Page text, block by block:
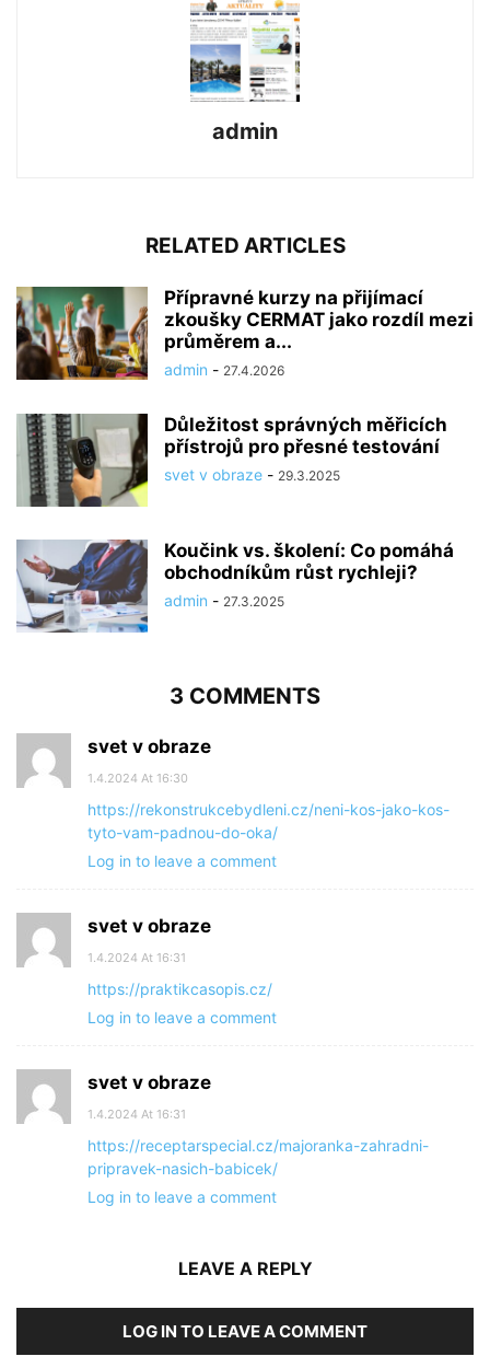
admin
RELATED ARTICLES
Přípravné kurzy na přijímací
zkoušky CERMAT jako rozdíl mezi
průměrem a...
admin - 27.4.2026
Důležitost správných měřicích
přístrojů pro přesné testování
svet v obraze - 29.3.2025
Koučink vs. školení: Co pomáhá
obchodníkům růst rychleji?
admin - 27.3.2025
3 COMMENTS
svet v obraze
1.4.2024 At 16:30
https://rekonstrukcebydleni.cz/neni-kos-jako-kos-
tyto-vam-padnou-do-oka/
Log in to leave a comment
svet v obraze
1.4.2024 At 16:31
https://praktikcasopis.cz/
Log in to leave a comment
svet v obraze
1.4.2024 At 16:31
https://receptarspecial.cz/majoranka-zahradni-
pripravek-nasich-babicek/
Log in to leave a comment
LEAVE A REPLY
LOG IN TO LEAVE A COMMENT